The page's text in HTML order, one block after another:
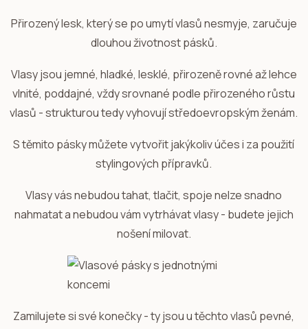
Přirozený lesk, který se po umytí vlasů nesmyje, zaručuje
dlouhou životnost pásků.
Vlasy jsou jemné, hladké, lesklé, přirozeně rovné až lehce
vlnité, poddajné, vždy srovnané podle přirozeného růstu
vlasů - strukturou tedy vyhovují středoevropským ženám.
S těmito pásky můžete vytvořit jakýkoliv účes i za použití
stylingových přípravků.
Vlasy vás nebudou tahat, tlačit, spoje nelze snadno
nahmatat a nebudou vám vytrhávat vlasy - budete jejich
nošení milovat.
Zamilujete si své konečky - ty jsou u těchto vlasů pevné,